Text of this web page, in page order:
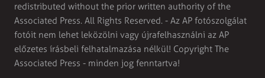
redistributed without the prior written authority of the
Associated Press. All Rights Reserved. - Az AP fotószolgálat
fotóit nem lehet leközölni vagy újrafelhasználni az AP
előzetes írásbeli felhatalmazása nélkül! Copyright The
Associated Press - minden jog fenntartva!